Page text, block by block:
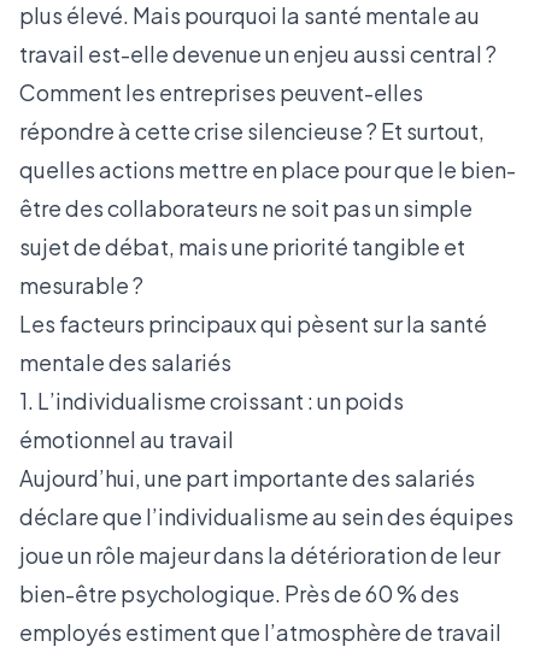
plus élevé. Mais pourquoi la santé mentale au
travail est-elle devenue un enjeu aussi central ?
Comment les entreprises peuvent-elles
répondre à cette crise silencieuse ? Et surtout,
quelles actions mettre en place pour que le bien-
être des collaborateurs ne soit pas un simple
sujet de débat, mais une priorité tangible et
mesurable ?
Les facteurs principaux qui pèsent sur la santé
mentale des salariés
1. L’individualisme croissant : un poids
émotionnel au travail
Aujourd’hui, une part importante des salariés
déclare que l’individualisme au sein des équipes
joue un rôle majeur dans la détérioration de leur
bien-être psychologique. Près de 60 % des
employés estiment que l’atmosphère de travail